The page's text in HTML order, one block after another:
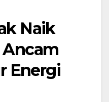
Naik
Energi